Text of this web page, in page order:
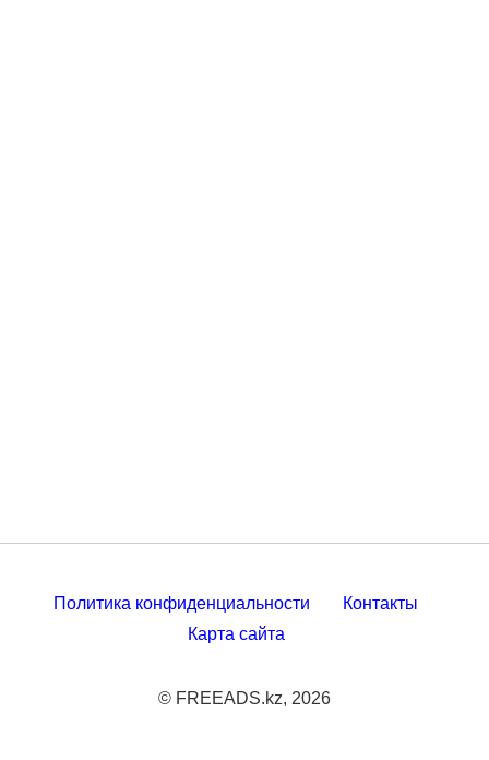
Политика конфиденциальности
Контакты
Карта сайта
© FREEADS.kz, 2026